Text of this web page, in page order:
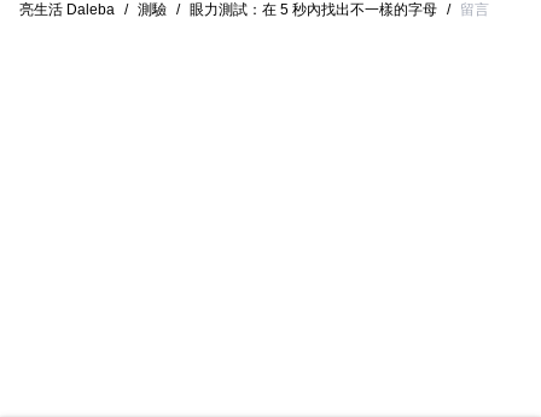
亮生活 Daleba / 測驗 / 眼力測試：在 5 秒內找出不一樣的字母 / 留言